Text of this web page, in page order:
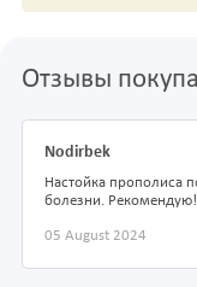
Отзывы
Nodirbek
Настойка прополиса
болезни. Рекомендую!
05 August 2024